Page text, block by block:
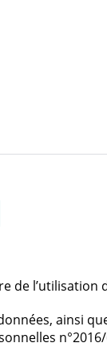
de l’utilisation
ainsi